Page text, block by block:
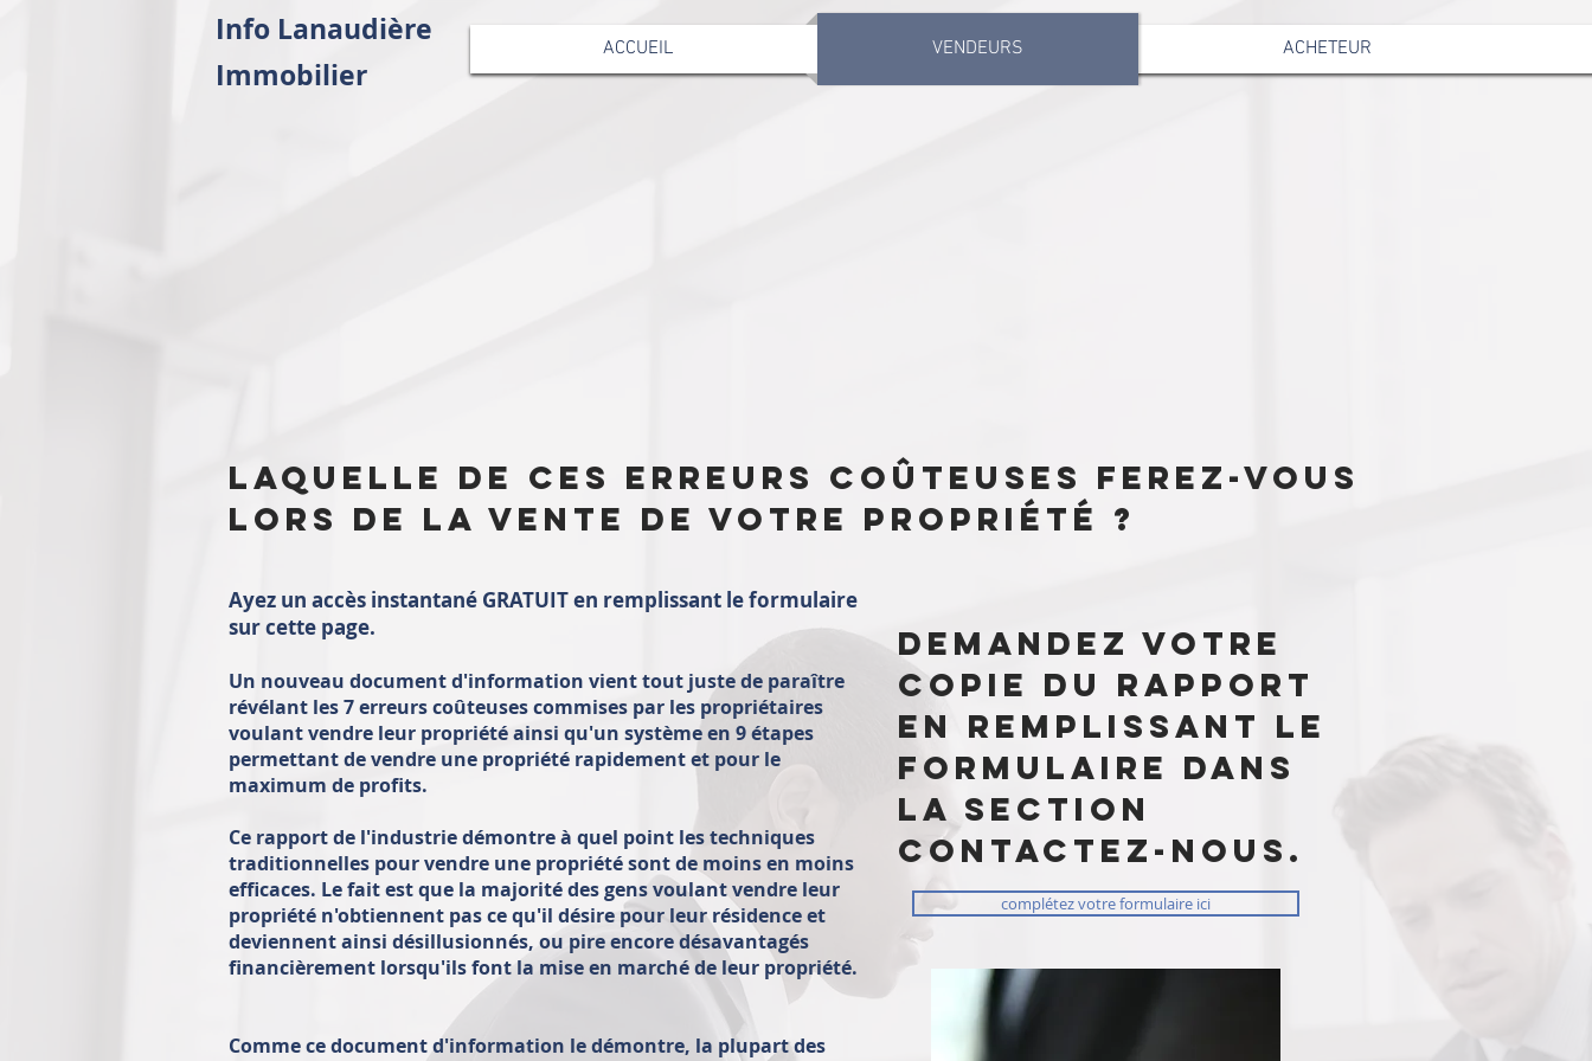
Info Lanaudière
Immobilier
ACCUEIL VENDEURS ACHETEUR
Laquelle de ces erreurs coûteuses ferez-vous
lors de la vente de votre propriété ?
Ayez un accès instantané GRATUIT en remplissant le formulaire
sur cette page.
Un nouveau document d'information vient tout juste de paraître
révélant les 7 erreurs coûteuses commises par les propriétaires
voulant vendre leur propriété ainsi qu'un système en 9 étapes
permettant de vendre une propriété rapidement et pour le
maximum de profits.
Ce rapport de l'industrie démontre à quel point les techniques
traditionnelles pour vendre une propriété sont de moins en moins
efficaces. Le fait est que la majorité des gens voulant vendre leur
propriété n'obtiennent pas ce qu'il désire pour leur résidence et
deviennent ainsi désillusionnés, ou pire encore désavantagés
financièrement lorsqu'ils font la mise en marché de leur propriété.
Comme ce document d'information le démontre, la plupart des
demandez votre
copie du rapport
en remplissant le
formulaire dans
la section
contactez-nous.
complétez votre formulaire ici